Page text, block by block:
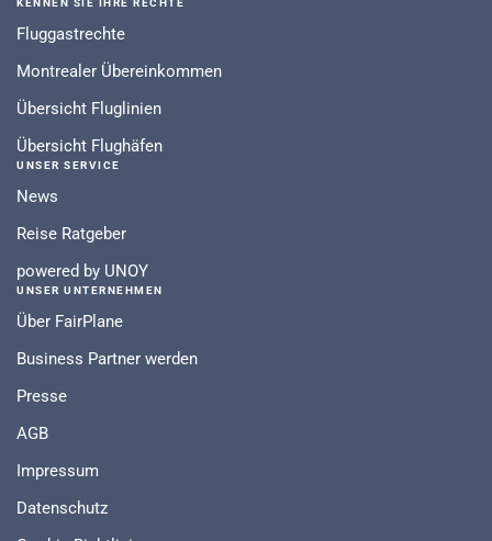
KENNEN SIE IHRE RECHTE
Fluggastrechte
Montrealer Übereinkommen
Übersicht Fluglinien
Übersicht Flughäfen
UNSER SERVICE
News
Reise Ratgeber
powered by UNOY
UNSER UNTERNEHMEN
Über FairPlane
Business Partner werden
Presse
AGB
Impressum
Datenschutz